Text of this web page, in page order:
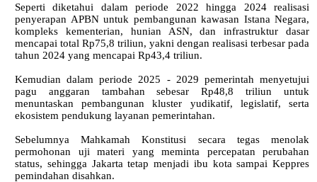
Seperti diketahui dalam periode 2022 hingga 2024 realisasi
penyerapan APBN untuk pembangunan kawasan Istana Negara,
kompleks kementerian, hunian ASN, dan infrastruktur dasar
mencapai total Rp75,8 triliun, yakni dengan realisasi terbesar pada
tahun 2024 yang mencapai Rp43,4 triliun.
Kemudian dalam periode 2025 - 2029 pemerintah menyetujui
pagu anggaran tambahan sebesar Rp48,8 triliun untuk
menuntaskan pembangunan kluster yudikatif, legislatif, serta
ekosistem pendukung layanan pemerintahan.
Sebelumnya Mahkamah Konstitusi secara tegas menolak
permohonan uji materi yang meminta percepatan perubahan
status, sehingga Jakarta tetap menjadi ibu kota sampai Keppres
pemindahan disahkan.